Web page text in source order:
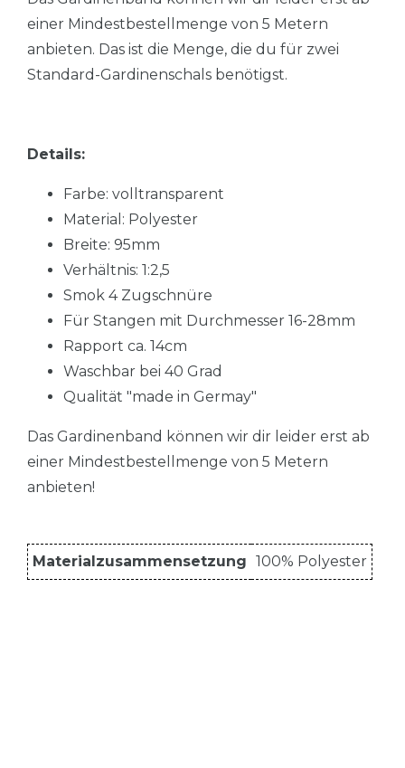
einer Mindestbestellmenge von 5 Metern
anbieten. Das ist die Menge, die du für zwei
Standard-Gardinenschals benötigst.
Details:
Farbe: volltransparent
Material: Polyester
Breite: 95mm
Verhältnis: 1:2,5
Smok 4 Zugschnüre
Für Stangen mit Durchmesser 16-28mm
Rapport ca. 14cm
Waschbar bei 40 Grad
Qualität "made in Germay"
Das Gardinenband können wir dir leider erst ab
einer Mindestbestellmenge von 5 Metern
anbieten!
Materialzusammensetzung 100% Polyester